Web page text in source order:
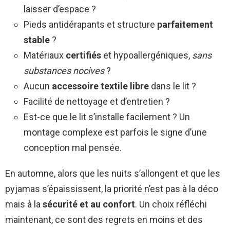
laisser d’espace ?
Pieds antidérapants et structure parfaitement
stable ?
Matériaux certifiés et hypoallergéniques, sans
substances nocives?
Aucun accessoire textile libre dans le lit ?
Facilité de nettoyage et d’entretien ?
Est-ce que le lit s’installe facilement ? Un
montage complexe est parfois le signe d’une
conception mal pensée.
En automne, alors que les nuits s’allongent et que les
pyjamas s’épaississent, la priorité n’est pas à la déco
mais à lasécurité et au confort. Un choix réfléchi
maintenant, ce sont des regrets en moins et des